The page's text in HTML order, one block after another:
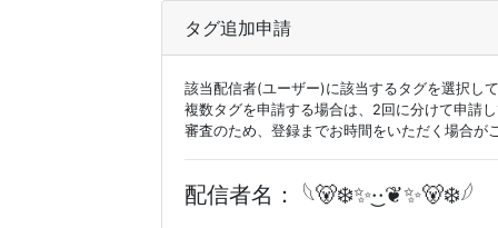
タグ追加申請
該当配信者(ユーザー)に該当するタグを選択し
複数タグを申請する場合は、2回に分けて申請
審査のため、登録までお時間をいただく場合が
配信者名： 𓆩︎🐻‍❄️✨·͜·❦✨🐻‍❄️𓆪